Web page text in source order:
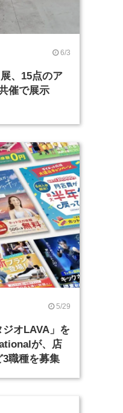
6/3
、15点のア
催で展示
5/29
ジオLAVA」を
が、店
職種を募集